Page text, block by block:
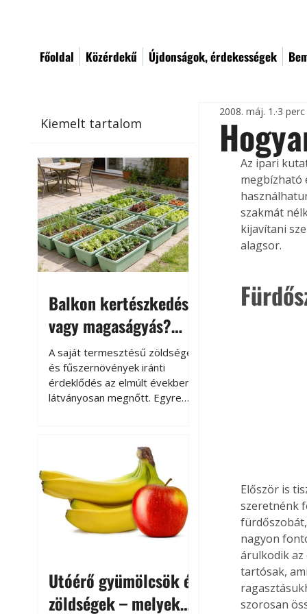
Főoldal Közérdekű Újdonságok, érdekességek
Kiemelt tartalom
Balkon kertészkedés
vagy magaságyás?
Helytakarékos
kertészkedés
A saját termesztésű zöldségek
és fűszernövények iránti
érdeklődés az elmúlt években
látványosan megnőtt. Egyre
kertészkedés sokak számára
kikapcsolódást és feltöltődést
is jelent.
Utóérő gyümölcsök és
zöldségek – melyek
2008. máj. 1. 3
Az ipari
megbízható
szakmát
kijavítani
alagsor.
Először is
szeretnénk
nagyon
árulkodik
tartósak,
szorosan